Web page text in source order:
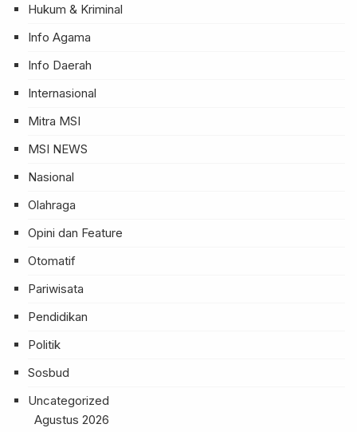
Hukum & Kriminal
Info Agama
Info Daerah
Internasional
Mitra MSI
MSI NEWS
Nasional
Olahraga
Opini dan Feature
Otomatif
Pariwisata
Pendidikan
Politik
Sosbud
Uncategorized
Agustus 2026